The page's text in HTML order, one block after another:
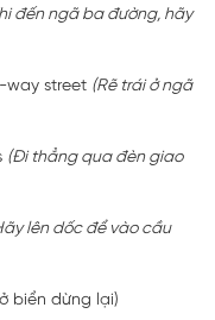
đến ngã ba đường, hãy
way street (Rẽ trái ở ngã
(Đi thẳng qua đèn giao
lên dốc để vào cầu
biển dừng lại)